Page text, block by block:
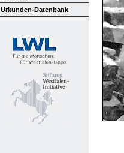
Urkunden-Datenbank